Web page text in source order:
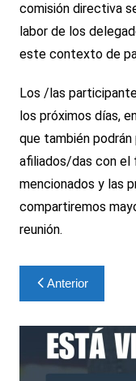
comisión directiva
labor de los
este contexto de
Los /las
los próximos días,
que también
afiliados/das con el
mencionados y las
compartiremos
reunión.
Navegación
de
entradas
Anterior